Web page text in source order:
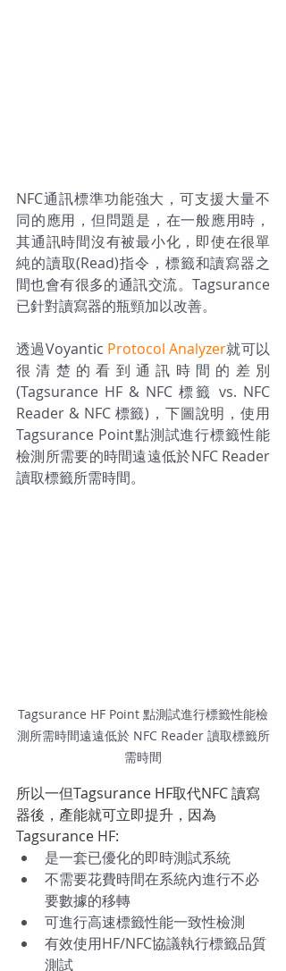
NFC通訊標準功能強大，可支援大量不
同的應用，但問題是 ， 在一般應用時，
其通訊時間沒有被最小化， 即使在很單
純的讀取(Read)指令，標籤和讀寫器之
間也會有很多的通訊交流。Tagsurance
已針對讀寫器的瓶頸加以改善。
透過Voyantic Protocol Analyzer就可以
很清楚的看到 通訊時間的差別
(Tagsurance HF & NFC 標籤 vs. NFC
Reader & NFC 標籤)，下圖說明，使用
Tagsurance Point點測試進行標籤性能
檢測所需要的時間遠遠低於NFC Reader
讀取標籤所需時間。
Tagsurance HF Point 點測試進行標籤性能檢
測所需時間遠遠低於 NFC Reader 讀取標籤所
需時間
所以一但Tagsurance HF取代NFC 讀寫
器後，產能就可立即提升，因為
Tagsurance HF:
是一套已優化的即時測試系統
不需要花費時間在系統內進行不必
要數據的移轉
可進行高速標籤性能一致性檢測
有效使用HF/NFC協議執行標籤品質
測試